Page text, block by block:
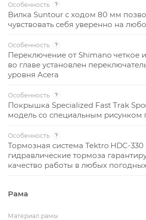
Особенность ?
Вилка Suntour с ходом 80 мм
чувствовать себя уверенно на
Особенность ?
Переключение от Shimano четкое
во главе установлен
уровня Acera
Особенность ?
Покрышка Specialized Fast Trak
модель со специальным рисунком
Особенность ?
Тормозная система Tektro HDC-330
гидравлические тормоза
качество работы в любых
Рама
Материал рамы